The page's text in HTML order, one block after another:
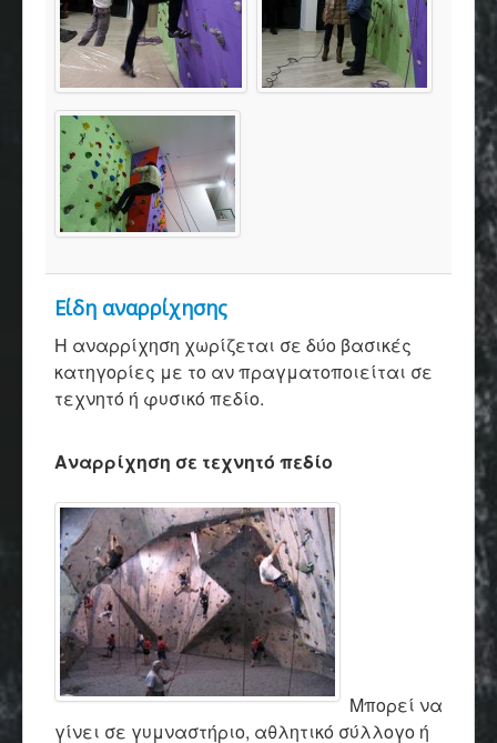
Είδη αναρρίχησης
Η αναρρίχηση χωρίζεται σε δύο βασικές
κατηγορίες με το αν πραγματοποιείται σε
τεχνητό ή φυσικό πεδίο.
Αναρρίχηση σε τεχνητό πεδίο
Μπορεί να
γίνει σε γυμναστήριο, αθλητικό σύλλογο ή